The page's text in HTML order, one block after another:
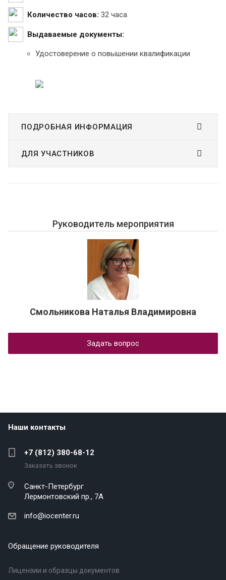
Количество часов: 32 часа
Выдаваемые документы:
Удостоверение о повышении квалификации
ПОДРОБНАЯ ИНФОРМАЦИЯ
ДЛЯ УЧАСТНИКОВ
Руководитель мероприятия
Смольникова Наталья Владимировна
Задать вопрос
Наши контакты
+7 (812) 380-68-12
Заказать звонок
Санкт-Петербург
Лермонтовский пр., 7А
info@iocenter.ru
Обращение руководителя
Лицензии и образцы документов